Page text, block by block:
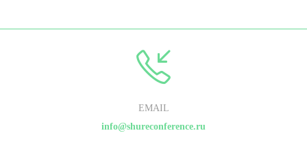
EMAIL
info@shureconference.ru